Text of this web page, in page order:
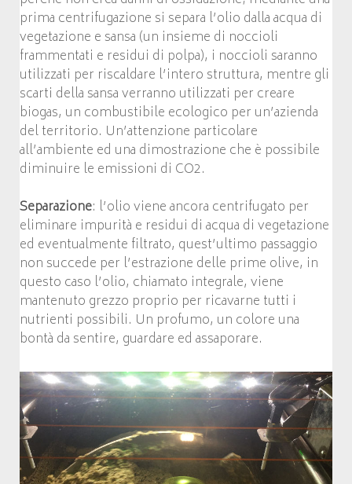
prima centrifugazione si separa l’olio dalla acqua di
vegetazione e sansa (un insieme di noccioli
frammentati e residui di polpa), i noccioli saranno
utilizzati per riscaldare l’intero struttura, mentre gli
scarti della sansa verranno utilizzati per creare
biogas, un combustibile ecologico per un’azienda
del territorio. Un’attenzione particolare
all’ambiente ed una dimostrazione che è possibile
diminuire le emissioni di CO2.
Separazione: l’olio viene ancora centrifugato per
eliminare impurità e residui di acqua di vegetazione
ed eventualmente filtrato, quest’ultimo passaggio
non succede per l’estrazione delle prime olive, in
questo caso l’olio, chiamato integrale, viene
mantenuto grezzo proprio per ricavarne tutti i
nutrienti possibili. Un profumo, un colore una
bontà da sentire, guardare ed assaporare.